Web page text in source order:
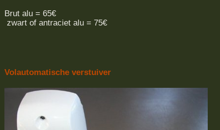
Brut alu = 65€
zwart of antraciet alu = 75€
Volautomatische verstuiver